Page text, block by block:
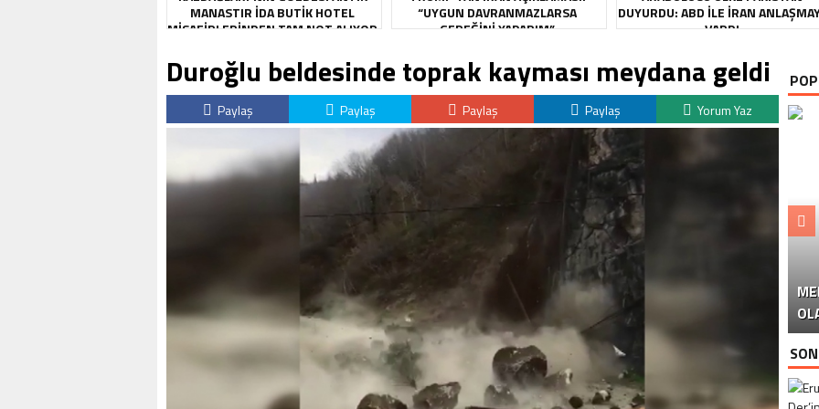
MANASTIR İDA BUTIK HOTEL
MISAFIRLERINDEN TAM NOT ALIYOR
“UYGUN DAVRANMAZLARSA
GEREĞINI YAPARIM”
DUYURDU: ABD ILE İRAN
VARDI
Duroğlu beldesinde toprak kayması meydana geldi
Paylaş Paylaş Paylaş Paylaş Yorum Yaz